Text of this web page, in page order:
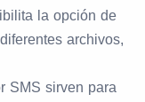
la opción de
archivos,
SMS sirven para